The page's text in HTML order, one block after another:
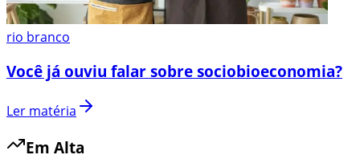
rio branco
Você já ouviu falar sobre sociobioeconomia?
Ler matéria
Em Alta